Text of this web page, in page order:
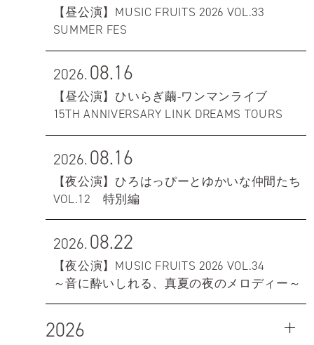
【昼公演】MUSIC FRUITS 2026 VOL.33
SUMMER FES
2026.08.16
【昼公演】ひいらぎ繭-ワンマンライブ
15TH ANNIVERSARY LINK DREAMS TOURS
2026.08.16
【夜公演】ひろはっぴーとゆかいな仲間たち
VOL.12 特別編
2026.08.22
【夜公演】MUSIC FRUITS 2026 VOL.34
～音に酔いしれる、真夏の夜のメロディー～
2026